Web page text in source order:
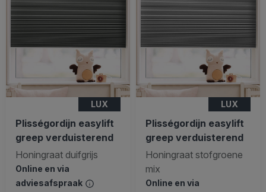
LUX
Plisségordijn easylift
greep verduisterend
Honingraat duifgrijs
Online en via
adviesafspraak
LUX
Plisségordijn easylift
greep verduisterend
Honingraat stofgroene
mix
Online en via